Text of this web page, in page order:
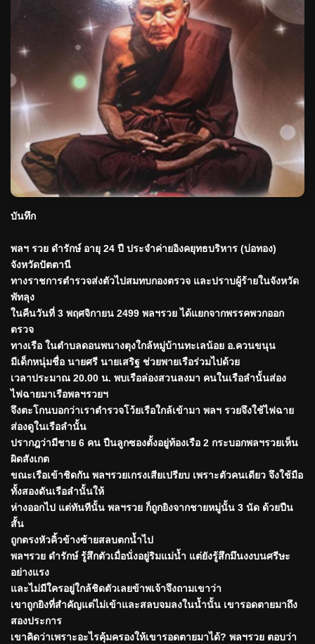
บันทึก
พลฯ รวย ดำรักษ์ อายุ 24 ปี ประจำค่ายอิงคยุทธบริหาร (บ่อทอง)
จังหวัดปัตตานี
ทางราชการตำรวจส่งตัวไปสมทบกองตรวจ และปราบผู้ร้ายในจังหวัด
พัทลุง
ในคืนวันที่ 3 พฤศจิกายน 2499 พลฯรวย ได้แยกจากพรรคพวกออก
ตรวจ
ทางเรือ ในตำบลดอนพนางตุงใกล้หมู่บ้านทะเลน้อย อ.ควนขนุน
มีเด็กหนุ่มชื่อ นายศรี นายเสริฐ ช่วยพายเรือร่วมไปด้วย
เวลาประมาณ 20.00 น. พบเรือล่องสวนลงมา คนในเรือลำนั้นส่อง
ไฟฉายมาเรือพลฯรวยฯ
จึงตะโกนบอกว่าเราตำรวจโว้ยเรือใกล้เข้ามา พลฯ รวยจึงใช้ไฟฉาย
ส่องดูในเรือลำนั้น
ปรากฎว่ามีชาย 6 คน ปืนลูกซองตั้งอยู่ท้องเรือ 2 กระบอกพลฯรวยเห็น
ผิดสังเกต
ขณะเรือเข้าชิดกัน พลฯรวยเกรงเสียเปรียบ เพราะตัวคนเดียว จึงใช้มือ
ทั้งสองดันเรือลำนั้นให้
ห่างออกไป แต่ทันทีนั้น พลฯรวย ก็ถูกยิงจากชายหมู่นั้น 3 นัด ด้วยปืน
สั้น
ถูกตรงหัวคิ้วข้างซ้ายสลบตกน้ำไป
พลฯรวย ดำรักษ์ รู้สึกตัวเมื่อนั่งอยู่ริมแม่น้ำ แต่ยังรู้สึกมึนงงบนศรีษะ
อย่างแรง
และไม่มีใครอยู่ใกล้ชิดตัวเลยข้าพเจ้าจึงถามเขาว่า
เขาถูกยิงที่สำคัญแต่ไม่เข้าและสลบจมลงในน้ำนั้น เขารอดตายมาถึง
สองประการ
เขาคิดว่าเพราะอะไรคุ้มครองให้เขารอดตายมาได้? พลฯรวย ตอบว่า